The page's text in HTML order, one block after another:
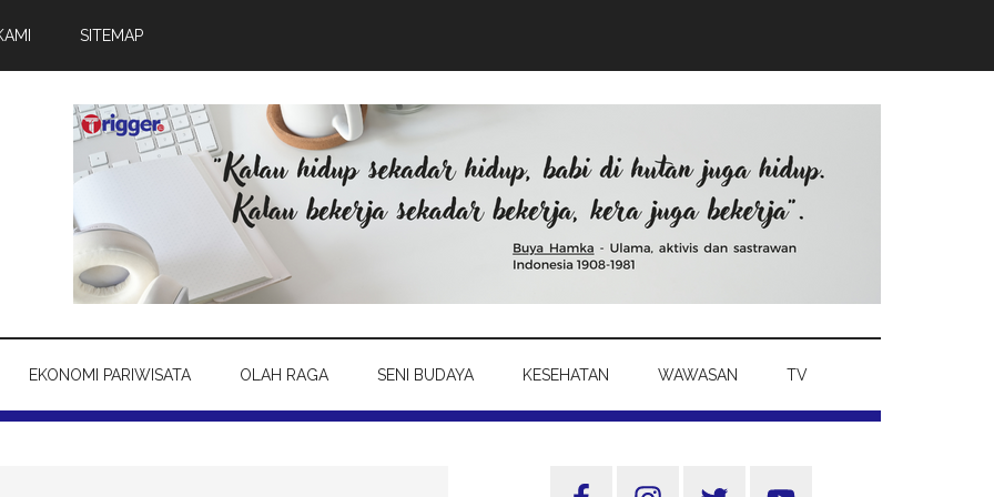
SITEMAP
EKONOMI PARIWISATA OLAH RAGA SENI BUDAYA KESEHATAN WAWASAN TV
Sidebar